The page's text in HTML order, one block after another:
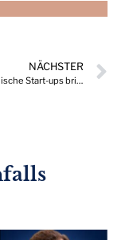
NÄCHSTER
Österreichische Start-ups bringen frischen Wind in die Steuerbranche